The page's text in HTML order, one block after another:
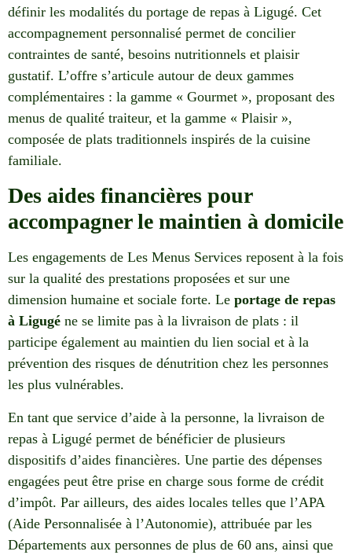
définir les modalités du portage de repas à Ligugé. Cet
accompagnement personnalisé permet de concilier
contraintes de santé, besoins nutritionnels et plaisir
gustatif. L’offre s’articule autour de deux gammes
complémentaires : la gamme « Gourmet », proposant des
menus de qualité traiteur, et la gamme « Plaisir »,
composée de plats traditionnels inspirés de la cuisine
familiale.
Des aides financières pour
accompagner le maintien à domicile
Les engagements de Les Menus Services reposent à la fois
sur la qualité des prestations proposées et sur une
dimension humaine et sociale forte. Le portage de repas
à Ligugé ne se limite pas à la livraison de plats : il
participe également au maintien du lien social et à la
prévention des risques de dénutrition chez les personnes
les plus vulnérables.
En tant que service d’aide à la personne, la livraison de
repas à Ligugé permet de bénéficier de plusieurs
dispositifs d’aides financières. Une partie des dépenses
engagées peut être prise en charge sous forme de crédit
d’impôt. Par ailleurs, des aides locales telles que l’APA
(Aide Personnalisée à l’Autonomie), attribuée par les
Départements aux personnes de plus de 60 ans, ainsi que